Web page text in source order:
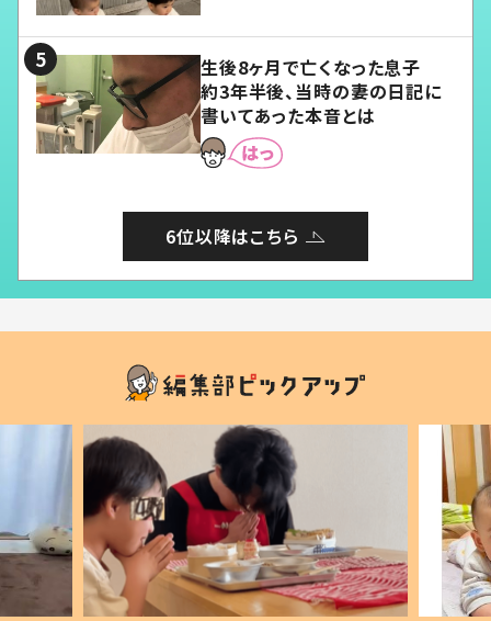
生後8ヶ月で亡くなった息子
約3年半後、当時の妻の日記に
書いてあった本音とは
6位以降はこちら